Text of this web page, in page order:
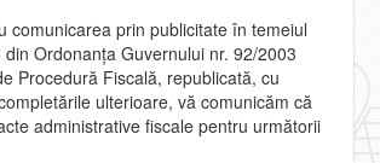
comunicarea prin publicitate în temeiul
Ordonanţa Guvernului nr. 92/2003
Procedură Fiscală, republicată, cu
ulterioare, vă comunicăm că
administrative fiscale pentru următorii